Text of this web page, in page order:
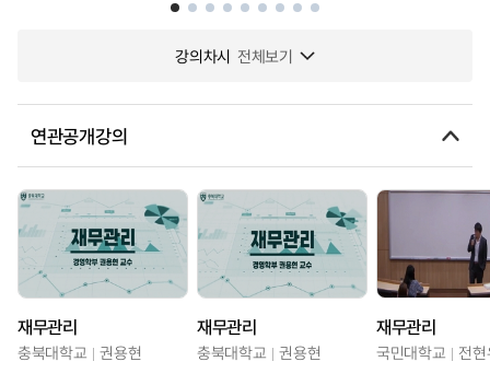
강의차시 전체보기
연관공개강의
재무관리
충북대학교 권용현
재무관리
충북대학교 권용현
재무관리
국민대학교 전